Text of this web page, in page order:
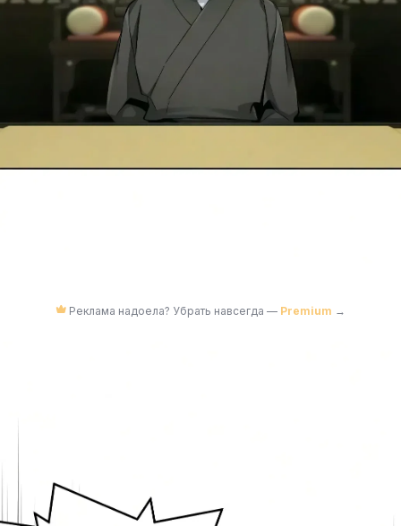
Реклама надоела? Убрать навсегда — Premium →